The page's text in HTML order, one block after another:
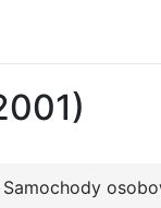
Samochody